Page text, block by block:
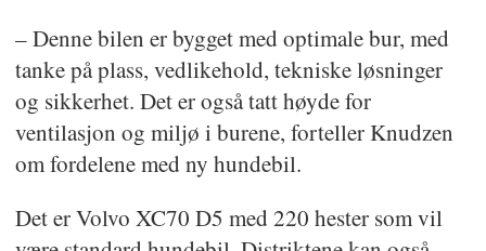
– Denne bilen er bygget med optimale bur, med
tanke på plass, vedlikehold, tekniske løsninger
og sikkerhet. Det er også tatt høyde for
ventilasjon og miljø i burene, forteller Knudzen
om fordelene med ny hundebil.
Det er Volvo XC70 D5 med 220 hester som vil